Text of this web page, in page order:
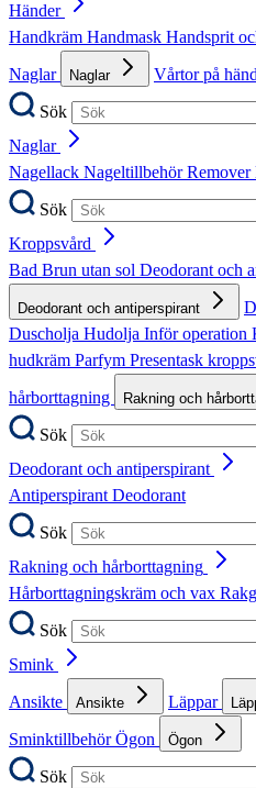
Händer
Handkräm Handmask Handsprit
Naglar
Naglar Vårtor på
Sök
Naglar
Nagellack NageltillbehörRemover
Sök
Kroppsvård
Bad Brun utan sol Deodorant och
Deodorant och antiperspirant
Duscholja Hudolja Inför operation
hudkräm Parfym Presentask
hårborttagning
Rakning och
Sök
Deodorant och antiperspirant
AntiperspirantDeodorant
Sök
Rakning och hårborttagning
Hårborttagningskräm och vax
Sök
Smink
Ansikte
Ansikte Läppar
SminktillbehörÖgon Ögon
Sök